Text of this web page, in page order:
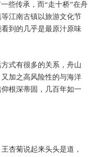
些传承，而“走十桥”在舟
江南古镇以旅游文化节
到的几乎是最原汁原味
式有很多的关系，舟山
加之高风险性的与海洋
根深蒂固，几百年如一
杏菊说起来头头是道，